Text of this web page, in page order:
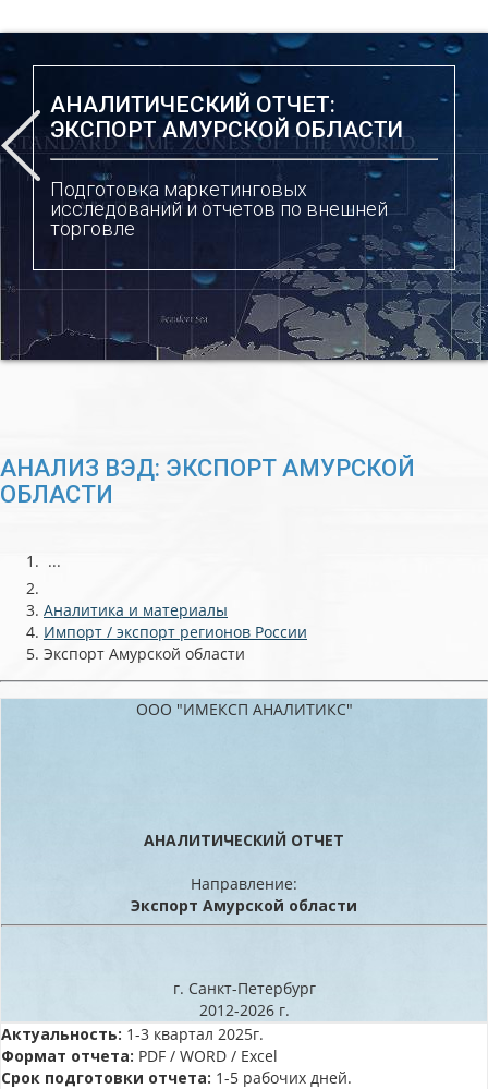
АНАЛИТИЧЕСКИЙ ОТЧЕТ:
ЭКСПОРТ АМУРСКОЙ ОБЛАСТИ
Подготовка маркетинговых
исследований и отчетов по внешней
торговле
АНАЛИЗ ВЭД: ЭКСПОРТ АМУРСКОЙ
ОБЛАСТИ
...
Аналитика и материалы
Импорт / экспорт регионов России
Экспорт Амурской области
ООО "ИМЕКСП АНАЛИТИКС"
АНАЛИТИЧЕСКИЙ ОТЧЕТ
Направление:
Экспорт Амурской области
г. Санкт-Петербург
2012-2026 г.
Актуальность: 1-3 квартал 2025г.
Формат отчета: PDF / WORD / Excel
Срок подготовки отчета: 1-5 рабочих дней.